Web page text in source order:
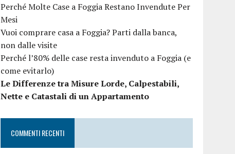
Perché Molte Case a Foggia Restano Invendute Per
Mesi
Vuoi comprare casa a Foggia? Parti dalla banca,
non dalle visite
Perché l’80% delle case resta invenduto a Foggia (e
come evitarlo)
Le Differenze tra Misure Lorde, Calpestabili,
Nette e Catastali di un Appartamento
COMMENTI RECENTI